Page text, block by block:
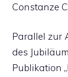
Constanze
Parallel zur
des
Publikation